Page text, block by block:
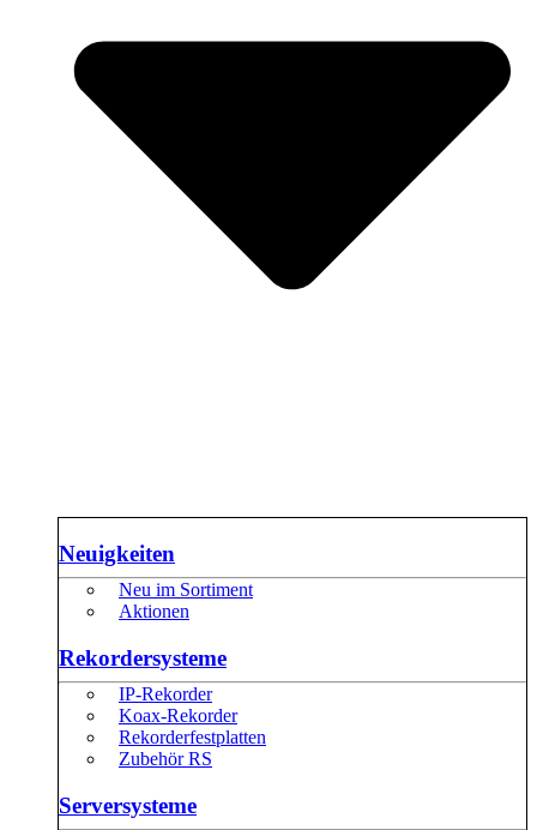
Neuigkeiten
Neu im Sortiment
Aktionen
Rekordersysteme
IP-Rekorder
Koax-Rekorder
Rekorderfestplatten
Zubehör RS
Serversysteme